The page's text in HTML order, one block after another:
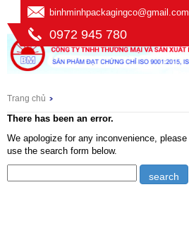
binhminhpackagingco@gmail.com
0972 945 780
Trang chủ
There has been an error.
We apologize for any inconvenience, please
use the search form below.